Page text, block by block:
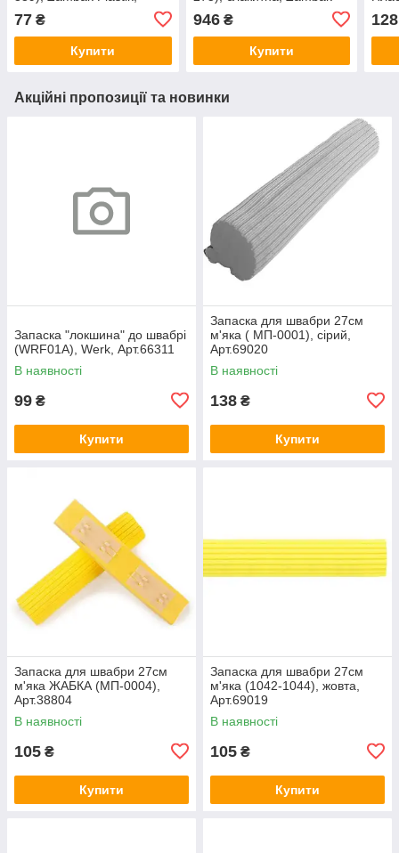
77 ₴
Купити
946₴
Купити
128
Акційні пропозиції та новинки
Запаска "локшина" до швабрі
(WRF01A), Werk, Арт.66311
В наявності
99 ₴
Купити
Запаска для швабри 27см
м'яка ( МП-0001), сірий,
Арт.69020
В наявності
138 ₴
Купити
Запаска для швабри 27см
м'яка ЖАБКА (МП-0004),
Арт.38804
В наявності
105 ₴
Купити
Запаска для швабри 27см
м'яка (1042-1044), жовта,
Арт.69019
В наявності
105 ₴
Купити